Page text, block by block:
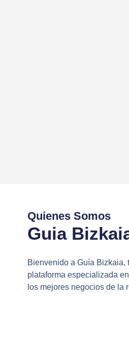
Quienes Somos
Guia
Bienvenido a Guía Bizkaia,
plataforma especializada
los mejores negocios de la